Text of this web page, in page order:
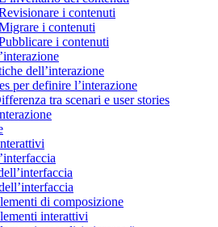
i contenuti
i contenuti
i contenuti
dell’interazione
per definire l’interazione
tra scenari e user stories
di composizione
interattivi